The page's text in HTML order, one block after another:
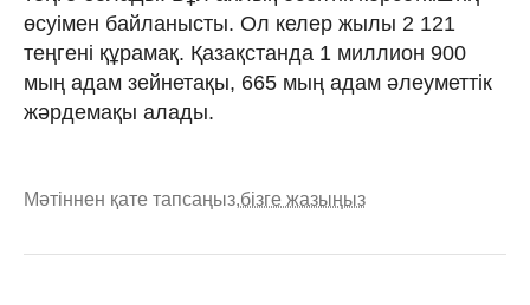
өсуімен байланысты. Ол келер жылы 2 121
теңгені құрамақ. Қазақстанда 1 миллион 900
мың адам зейнетақы, 665 мың адам әлеуметтік
жәрдемақы алады.
Мәтіннен қате тапсаңыз,бізге жазыңыз